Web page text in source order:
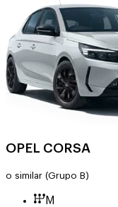
OPEL CORSA
o similar (Grupo B)
M